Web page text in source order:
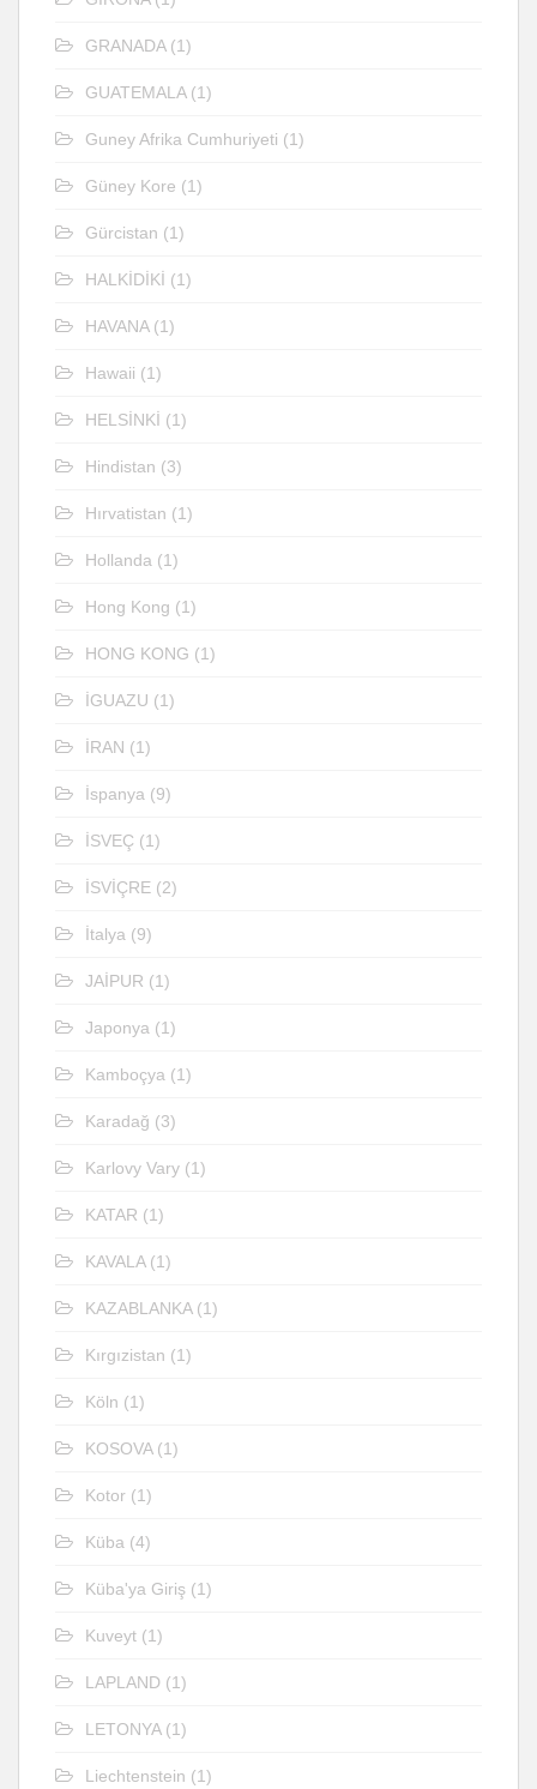
GRANADA(1)
GUATEMALA(1)
Guney Afrika Cumhuriyeti (1)
Güney Kore (1)
Gürcistan (1)
HALKİDİKİ (1)
HAVANA(1)
Hawaii (1)
HELSİNKİ (1)
Hindistan (3)
Hırvatistan (1)
Hollanda (1)
Hong Kong (1)
HONG KONG (1)
İGUAZU (1)
İRAN (1)
İspanya (9)
İSVEÇ (1)
İSVİÇRE (2)
İtalya (9)
JAİPUR (1)
Japonya (1)
Kamboçya (1)
Karadağ (3)
Karlovy Vary (1)
KATAR (1)
KAVALA(1)
KAZABLANKA(1)
Kırgızistan (1)
Köln (1)
KOSOVA(1)
Kotor (1)
Küba (4)
Küba'ya Giriş (1)
Kuveyt (1)
LAPLAND (1)
LETONYA(1)
Liechtenstein (1)